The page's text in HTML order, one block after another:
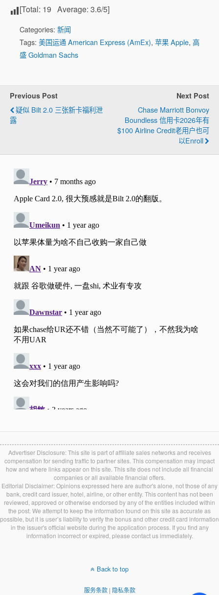
[Total: 19 Average: 3.6/5]
Categories: 新闻
Tags: 美国运通 American Express (AmEx), 苹果 Apple, 高
盛 Goldman Sachs
Previous Post
疑似 Bilt 2.0 三张新卡福利泄
露
Next Post
Chase Marriott Bonvoy
Boundless 信用卡2026年有
$100 Airline Credit老用户也可
以Enroll
Advertiser Disclosure: This site is part of affiliate sales networks and receives
compensation for sending traffic to partner sites. This compensation may impact
how and where links appear on this site. This site does not include all financial
companies or all available financial offers.
Editorial Disclaimer: Opinions expressed here are author's alone, not those of any
bank, credit card issuer, hotel, airline, or other entity. This content has not been
reviewed, approved or otherwise endorsed by any of the entities included within
the post. We attempt to keep the information found on this site as accurate as
possible, but it is user’s liability to verify the bonus and other credit card information
in the issuer's official website during the application process. If you find any
information incorrect or expired, please contact us immediately.
Back to top
服务条款| 隐私条款